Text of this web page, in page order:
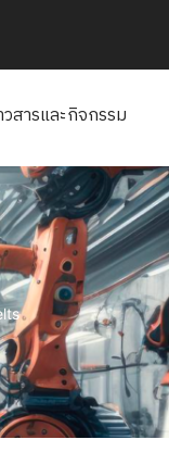
วสารและกิจกรรม